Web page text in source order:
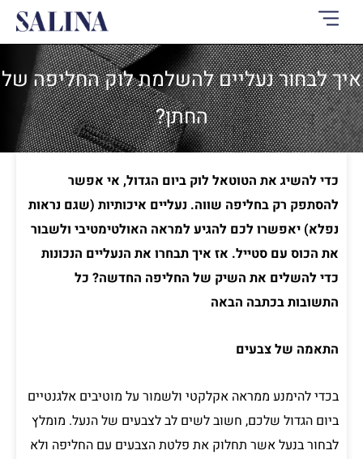
איך לבחור נעליים להשלמת לוק החליפה של
החתן?
כדי להשיג את הטוטאל לוק ביום הגדול, אי אפשר
להסתפק רק בחליפה שווה. נעליים איכותיות (שגם נראות
נפלא) יאפשרו לכם להגיע למראה האולטימטיבי ולשבור
את הכוס עם סטייל. אז איך תבחרו את הנעליים הנכונות
כדי להשלים את השיק של החליפה החדשה? כל
התשובות בכתבה הבאה
התאמה של צבעים
בכדי להימנע ממראה אקלקטי ולשמור על מוטיבים אלגנטיים
ביום הגדול שלכם, חשוב לשים לב לצבעים של הנעל. מומלץ
לבחור בנעל אשר תחלוק את פלטת הצבעים עם החליפה ולא